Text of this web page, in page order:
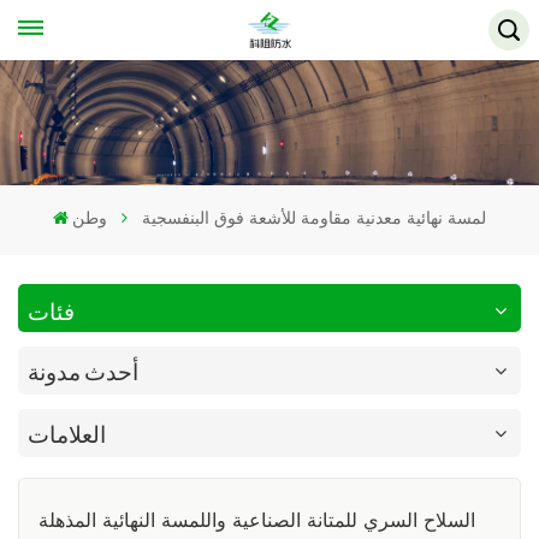
وطن لمسة نهائية معدنية مقاومة للأشعة فوق البنفسجية
فئات
أحدث مدونة
العلامات
السلاح السري للمتانة الصناعية واللمسة النهائية المذهلة